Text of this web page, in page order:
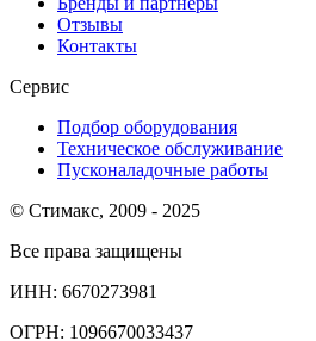
Отзывы
Контакты
Сервис
Подбор оборудования
Техническое обслуживание
Пусконаладочные работы
© Стимакс, 2009 - 2025
Все права защищены
ИНН: 6670273981
ОГРН: 1096670033437